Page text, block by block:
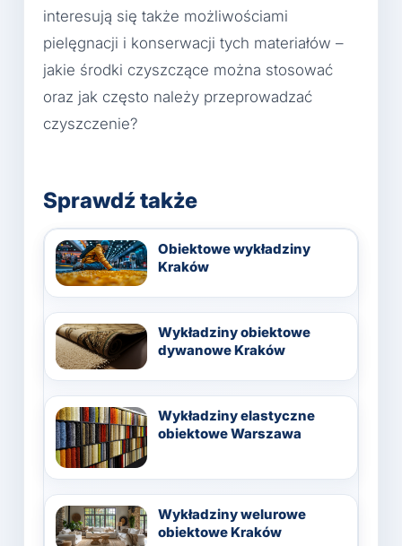
interesują się także możliwościami
pielęgnacji i konserwacji tych materiałów –
jakie środki czyszczące można stosować
oraz jak często należy przeprowadzać
czyszczenie?
Sprawdź także
Obiektowe wykładziny
Kraków
Wykładziny obiektowe
dywanowe Kraków
Wykładziny elastyczne
obiektowe Warszawa
Wykładziny welurowe
obiektowe Kraków